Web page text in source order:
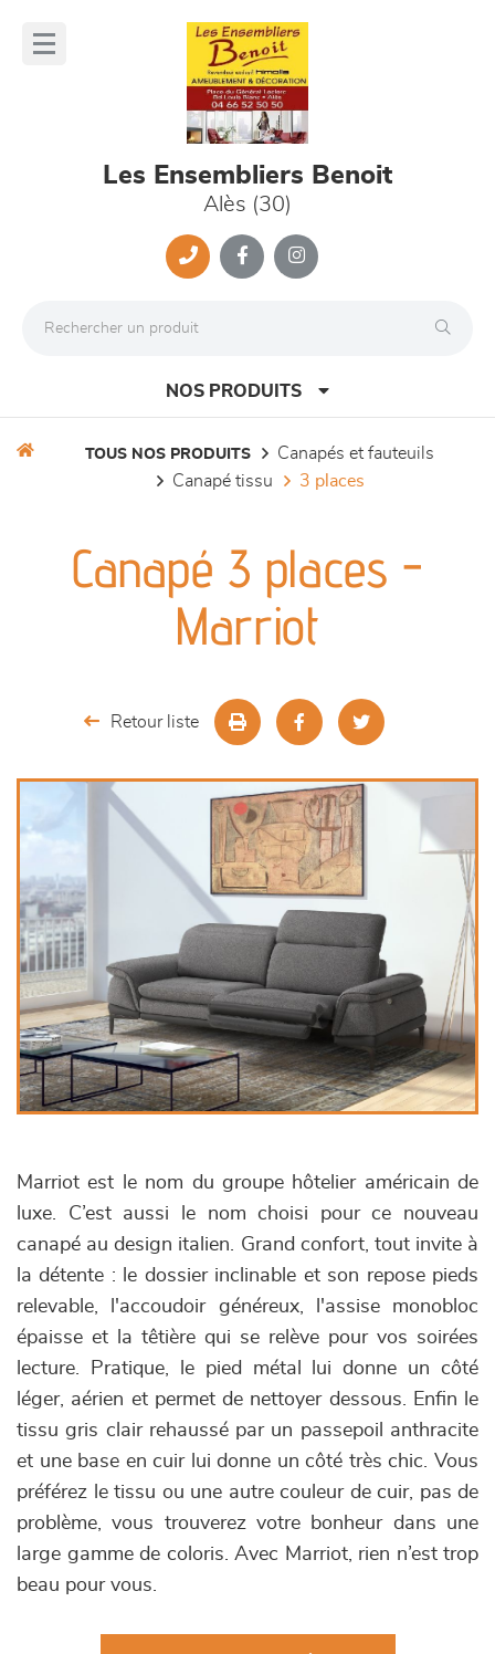
Les Ensembliers Benoit
Alès (30)
NOS PRODUITS
séjours
meubles de complément
décoration
TOUS NOS PRODUITS
canapés et fauteuils
canapé tissu
3 places
Canapé 3 places -
Marriot
Retour liste
Marriot est le nom du groupe hôtelier américain de
luxe. C’est aussi le nom choisi pour ce nouveau
canapé au design italien. Grand confort, tout invite à
la détente : le dossier inclinable et son repose pieds
relevable, l'accoudoir généreux, l'assise monobloc
épaisse et la têtière qui se relève pour vos soirées
lecture. Pratique, le pied métal lui donne un côté
léger, aérien et permet de nettoyer dessous. Enfin le
tissu gris clair rehaussé par un passepoil anthracite
et une base en cuir lui donne un côté très chic. Vous
préférez le tissu ou une autre couleur de cuir, pas de
problème, vous trouverez votre bonheur dans une
large gamme de coloris. Avec Marriot, rien n’est trop
beau pour vous.